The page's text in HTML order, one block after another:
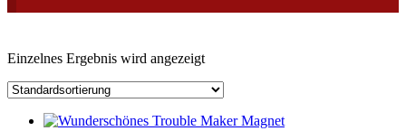
Einzelnes Ergebnis wird angezeigt